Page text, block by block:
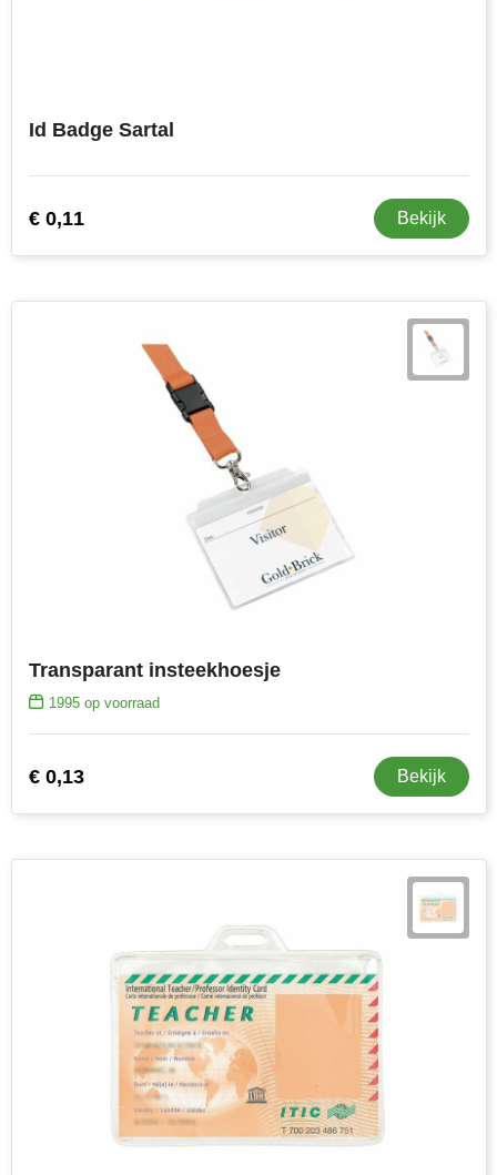
Id Badge Sartal
€ 0,11 Bekijk
Transparant insteekhoesje
1995op voorraad
€ 0,13 Bekijk